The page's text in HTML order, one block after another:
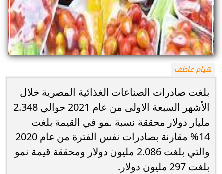
هيام عاطف
بلغت صادرات الصناعات الغذائية المصرية خلال
الأشهر السبعة الاولى من عام 2021 حوالي 2.348
مليار دولار محققة نسبة نمو في القيمة بلغت
14% مقارنة بصادرات نفس الفترة من عام 2020
والتي بلغت 2.086 مليون دولار ومحققة قيمة نمو
بلغت 297 مليون دولار.